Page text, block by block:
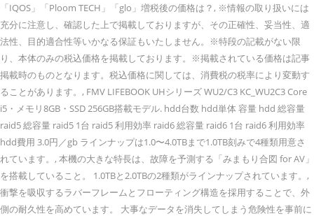
「IQOS」「Ploom TECH」「glo」増税後の価格は？, ※情報の取り扱いには
充分に注意し、確認した上で掲載しておりますが、その正確性、妥当性、適
法性、目的適合性等いかなる保証もいたしません。※特段の記載がない限
り、本体のみの税込価格を掲載しております。※掲載されている価格は記事
掲載時のものとなります。税込価格に関しては、消費税の税率により変動す
ることがあります。, FMV LIFEBOOK UHシリーズ WU2/C3 KC_WU2C3 Core
i5・メモリ8GB・SSD 256GB搭載モデル. hdd台数 hdd単体 容量 hdd 総容量
raid5 総容量 raid5 1台 raid5 利用効率 raid6 総容量 raid6 1台 raid6 利用効率
hdd費用 3.0円／gb ラインナップは1.0〜4.0TBまで1.0TB刻みで4種類用意さ
れています。, 本機の大きな特長は、故障を予測する「みまもり合図 for AV」
を搭載していること。 1.0TBと2.0TBの2種類がラインナップされています。,
衝撃を吸収するラバーフレームとフローティング構造を採用することで、外
側の耐久性を高めています。 大事なデータを消失してしまう危険性を事前に